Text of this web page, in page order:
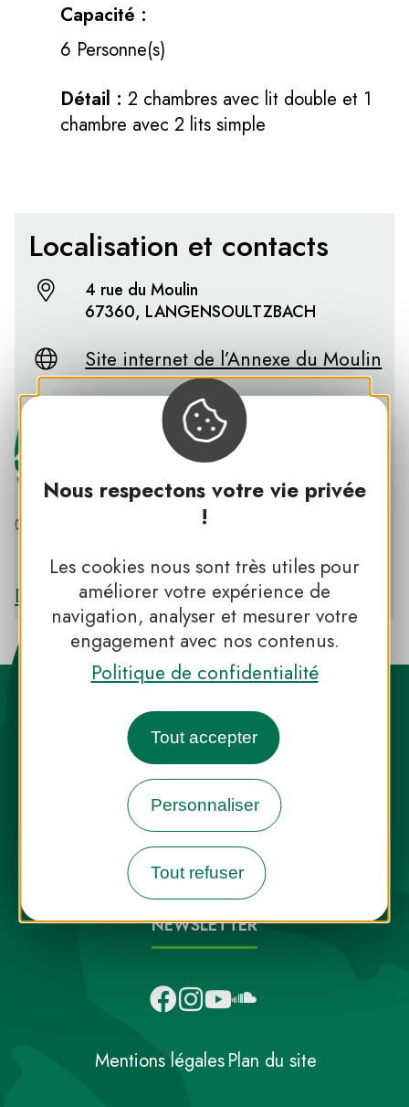
Nous respectons votre vie privée
!
Les cookies nous sont très utiles pour
améliorer votre expérience de
navigation, analyser et mesurer votre
engagement avec nos contenus.
Politique de confidentialité
Tout accepter
Personnaliser
Tout refuser
Capacité :
6 Personne(s)
Détail : 2 chambres avec lit double et 1
chambre avec 2 lits simple
Localisation et contacts
4 rue du Moulin
67360, LANGENSOULTZBACH
Site internet de l’Annexe du Moulin
PNR DES VOSGES DU NORD
Découvrir le PNR DES VOSGES DU NORD
Destination Parcs, de l’inspiration en
toute saison
INFOS PRESSE
NOUS CONTACTER
NEWSLETTER
Mentions légalesPlan du site